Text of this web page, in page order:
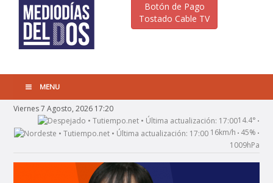
Botón de Pago
Tostado Cable TV
MENU
Viernes 7 Agosto, 2026 17:20
14.4° •
16km/h • 45% •
1009hPa